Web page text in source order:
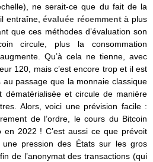
ne serait-ce que du fait de la
entraîne,évaluée récemmentà plus
que ces méthodes d’évaluation son
circule, plus la consommation
Qu’à cela ne tienne, avec
120, mais c’est encore trop et il est
au passage que la monnaie classique
dématérialisée et circule de manière
Alors, voici une prévision facile :
de l’ordre, le cours du Bitcoin
2022 ! C’est aussi ce que prévoit
une pression des États sur les gros
de l’anonymat des transactions (qui